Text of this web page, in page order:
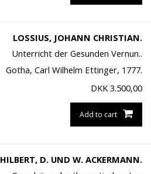
LOSSIUS, JOHANN CHRISTIAN.
Unterricht der Gesunden Vernun..
Gotha, Carl Wilhelm Ettinger, 1777.
DKK 3.500,00
Add to cart
HILBERT, D. UND W. ACKERMANN.